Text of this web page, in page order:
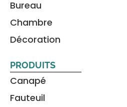
Décoration intérieure Caen
Bureau
Chambre
Décoration
PRODUITS
Canapé
Fauteuil